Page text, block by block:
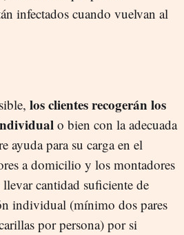
infectados cuando vuelvan al
los clientes recogerán los
o bien con la adecuada
ayuda para su carga en el
a domicilio y los montadores
cantidad suficiente de
individual (mínimo dos pares
por persona) por si